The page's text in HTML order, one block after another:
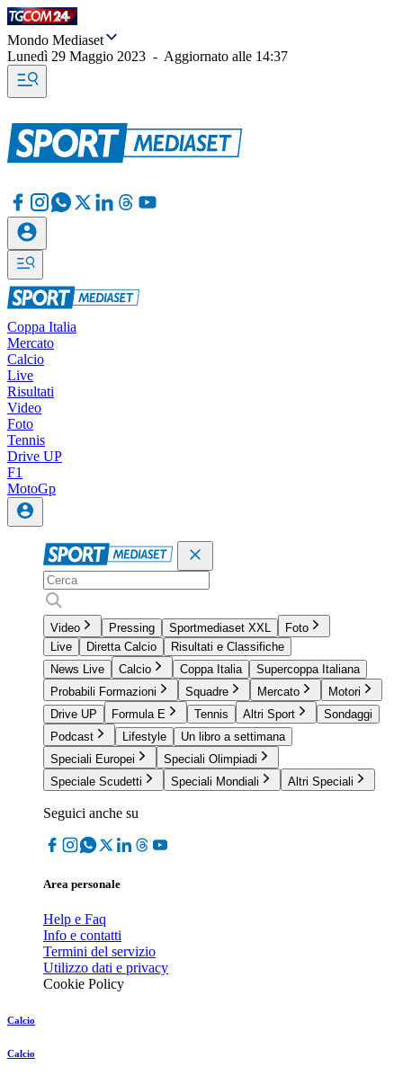
Mondo Mediaset
Lunedì 29 Maggio 2023 - Aggiornato alle 14:37
Coppa Italia
Mercato
Calcio
Live
Risultati
Video
Foto
Tennis
Drive UP
F1
MotoGp
Video Pressing Sportmediaset XXL
Foto
Live
Diretta Calcio
Risultati e Classifiche
News Live
Calcio Coppa Italia
Supercoppa Italiana
Probabili Formazioni
Squadre Mercato
Motori
Drive UP
Formula E Tennis Altri Sport
Sondaggi
Podcast
Lifestyle
Un libro a settimana
Speciali Europei
Speciali Olimpiadi
Speciale Scudetti
Speciali Mondiali Altri Speciali
Seguici anche su
Area personale
Help e Faq
Info e contatti
Termini del servizio
Utilizzo dati e privacy
Cookie Policy
Calcio
Calcio